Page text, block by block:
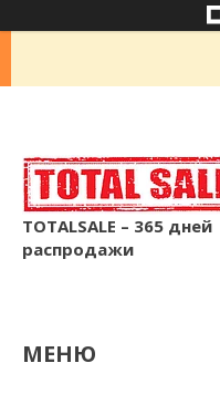
TOTALSALE – 365 дней
распродажи